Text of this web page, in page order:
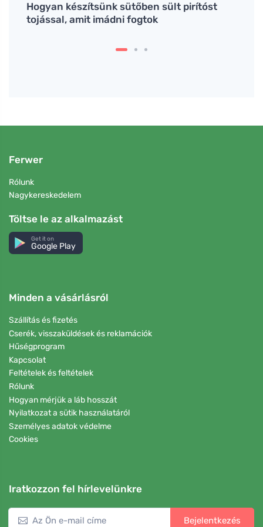
Hogyan készítsünk sütőben sült pirítóst
tojással, amit imádni fogtok
Ferwer
Rólunk
Nagykereskedelem
Töltse le az alkalmazást
Get it on
Google Play
Minden a vásárlásról
Szállítás és fizetés
Cserék, visszaküldések és reklamációk
Hűségprogram
Kapcsolat
Feltételek és feltételek
Rólunk
Hogyan mérjük a láb hosszát
Nyilatkozat a sütik használatáról
Személyes adatok védelme
Cookies
Iratkozzon fel hírlevelünkre
Bejelentkezés